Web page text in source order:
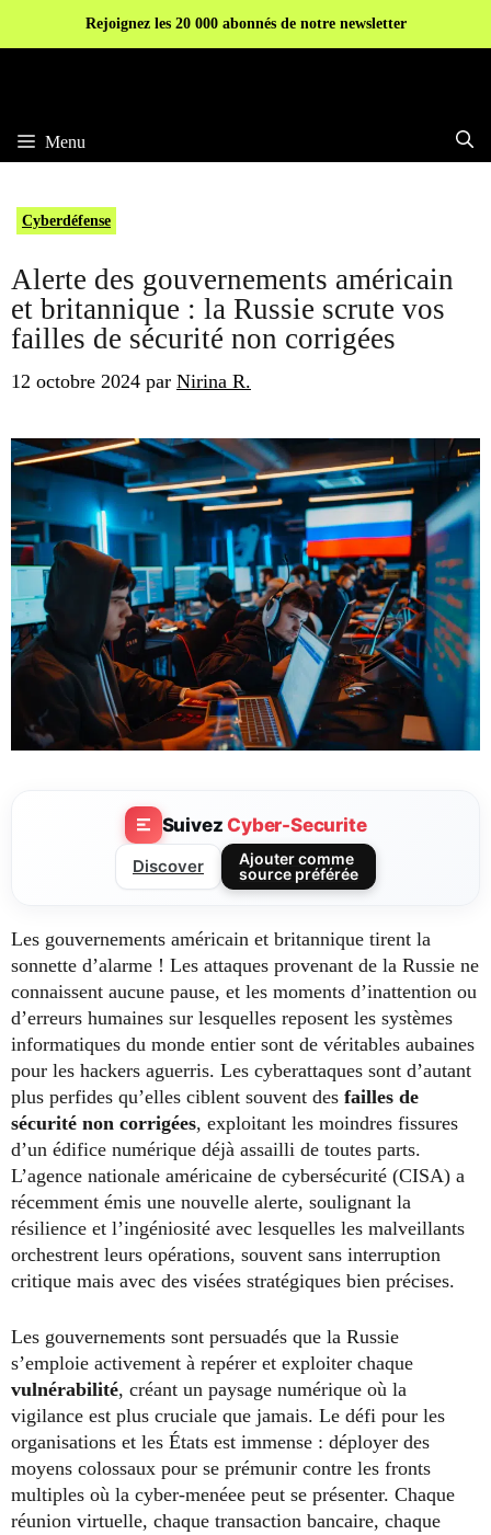
Rejoignez les 20 000 abonnés de notre newsletter
Menu
Cyberdéfense
Alerte des gouvernements américain
et britannique : la Russie scrute vos
failles de sécurité non corrigées
12 octobre 2024 par Nirina R.
SuivezCyber-Securite
Discover
Ajouter comme
source préférée
Les gouvernements américain et britannique tirent la
sonnette d’alarme ! Les attaques provenant de la Russie ne
connaissent aucune pause, et les moments d’inattention ou
d’erreurs humaines sur lesquelles reposent les systèmes
informatiques du monde entier sont de véritables aubaines
pour les hackers aguerris. Les cyberattaques sont d’autant
plus perfides qu’elles ciblent souvent des failles de
sécurité non corrigées, exploitant les moindres fissures
d’un édifice numérique déjà assailli de toutes parts.
L’agence nationale américaine de cybersécurité (CISA) a
récemment émis une nouvelle alerte, soulignant la
résilience et l’ingéniosité avec lesquelles les malveillants
orchestrent leurs opérations, souvent sans interruption
critique mais avec des visées stratégiques bien précises.
Les gouvernements sont persuadés que la Russie
s’emploie activement à repérer et exploiter chaque
vulnérabilité, créant un paysage numérique où la
vigilance est plus cruciale que jamais. Le défi pour les
organisations et les États est immense : déployer des
moyens colossaux pour se prémunir contre les fronts
multiples où la cyber-menéee peut se présenter. Chaque
réunion virtuelle, chaque transaction bancaire, chaque